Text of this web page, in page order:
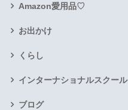
Amazon愛用品♡
お出かけ
くらし
インターナショナルスクール
ブログ